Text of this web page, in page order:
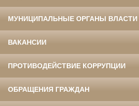
МУНИЦИПАЛЬНЫЕ ОРГАНЫ ВЛАСТИ
ВАКАНСИИ
ПРОТИВОДЕЙСТВИЕ КОРРУПЦИИ
ОБРАЩЕНИЯ ГРАЖДАН